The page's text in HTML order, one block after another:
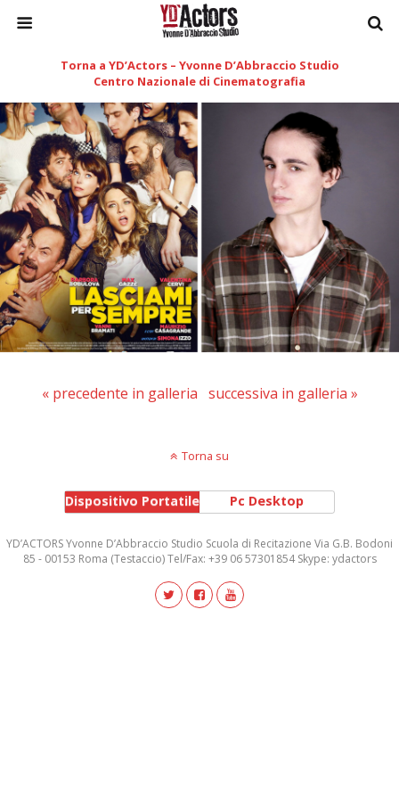
Torna a YD’Actors – Yvonne D’Abbraccio Studio
Centro Nazionale di Cinematografia
« precedente in galleria successiva in galleria »
Torna su
Dispositivo Portatile Pc Desktop
YD’ACTORS Yvonne D’Abbraccio Studio Scuola di Recitazione Via G.B. Bodoni
85 - 00153 Roma (Testaccio) Tel/Fax: +39 06 57301854 Skype: ydactors